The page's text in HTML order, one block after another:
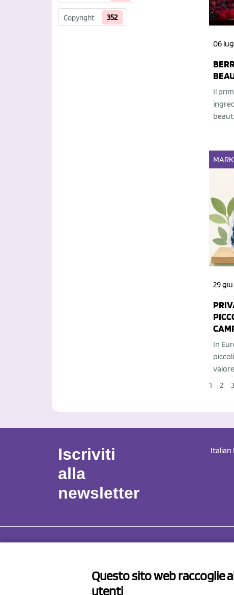
Copyright 352
06
Il
29
In
1
2 3
Iscriviti
alla
newsletter
Italian
Via
Questo sito web raccoglie
utenti